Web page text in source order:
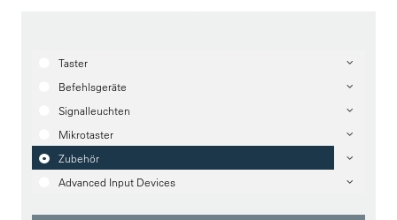
Taster
Befehlsgeräte
Signalleuchten
Mikrotaster
Zubehör
Advanced Input Devices